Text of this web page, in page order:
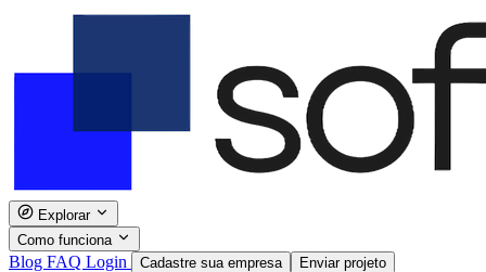
Explorar
Como funciona
Blog FAQ Login Cadastre sua empresa Enviar projeto